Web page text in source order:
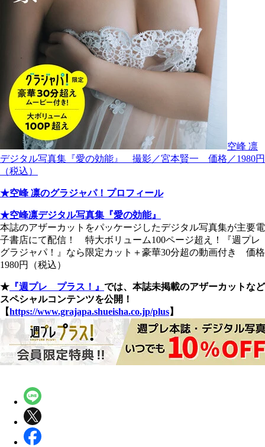
空峰 凛
デジタル写真集『愛の効能』 撮影／宮本賢一 価格／1980円
（税込）
★空峰 凛のグラジャパ！プロフィール
★空峰凛デジタル写真集『愛の効能』
本誌のアザーカットをパッケージしたデジタル写真集が主要電
子書店にて配信！ 特大ボリューム100ページ超え！『週プレ
グラジャパ！』なら限定カット＋豪華30分超の動画付き 価格
1980円（税込）
★ 『週プレ プラス！』 では、本誌未掲載のアザーカットなど
スペシャルコンテンツを公開！
【https://www.grajapa.shueisha.co.jp/plus】